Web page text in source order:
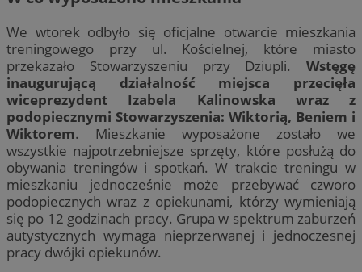
We wtorek odbyło się oficjalne otwarcie mieszkania
treningowego przy ul. Kościelnej, które miasto
przekazało Stowarzyszeniu przy Dziupli. Wstęgę
inaugurującą działalność miejsca przecięła
wiceprezydent Izabela Kalinowska wraz z
podopiecznymi Stowarzyszenia: Wiktorią, Beniem i
Wiktorem. Mieszkanie wyposażone zostało we
wszystkie najpotrzebniejsze sprzęty, które posłużą do
obywania treningów i spotkań. W trakcie treningu w
mieszkaniu jednocześnie może przebywać czworo
podopiecznych wraz z opiekunami, którzy wymieniają
się po 12 godzinach pracy. Grupa w spektrum zaburzeń
autystycznych wymaga nieprzerwanej i jednoczesnej
pracy dwójki opiekunów.